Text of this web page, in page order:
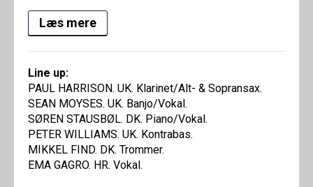
Læs mere
Line up:
PAUL HARRISON. UK. Klarinet/Alt- & Sopransax.
SEAN MOYSES. UK. Banjo/Vokal.
SØREN STAUSBØL. DK. Piano/Vokal.
PETER WILLIAMS. UK. Kontrabas.
MIKKEL FIND. DK. Trommer.
EMA GAGRO. HR. Vokal.